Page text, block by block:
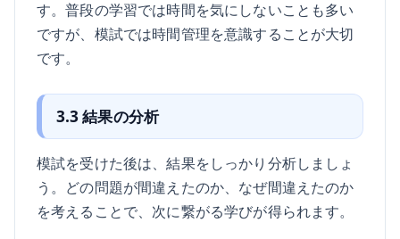
す。普段の学習では時間を気にしないことも多い
ですが、模試では時間管理を意識することが大切
です。
3.3 結果の分析
模試を受けた後は、結果をしっかり分析しましょ
う。どの問題が間違えたのか、なぜ間違えたのか
を考えることで、次に繋がる学びが得られます。